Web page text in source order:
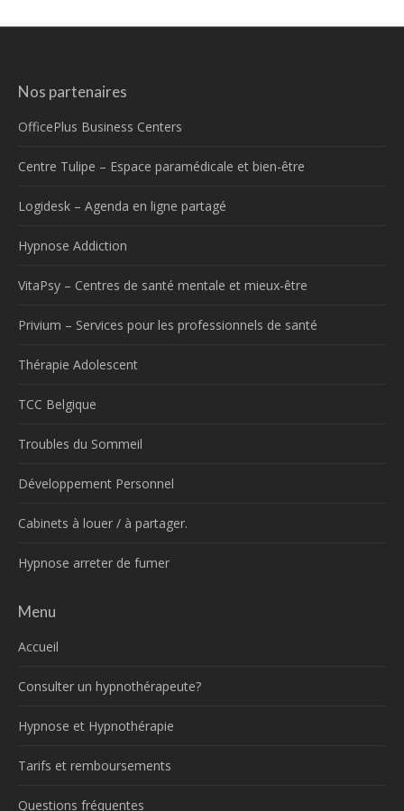
Nos partenaires
OfficePlus Business Centers
Centre Tulipe – Espace paramédicale et bien-être
Logidesk – Agenda en ligne partagé
Hypnose Addiction
VitaPsy – Centres de santé mentale et mieux-être
Privium – Services pour les professionnels de santé
Thérapie Adolescent
TCC Belgique
Troubles du Sommeil
Développement Personnel
Cabinets à louer / à partager.
Hypnose arreter de fumer
Menu
Accueil
Consulter un hypnothérapeute?
Hypnose et Hypnothérapie
Tarifs et remboursements
Questions fréquentes